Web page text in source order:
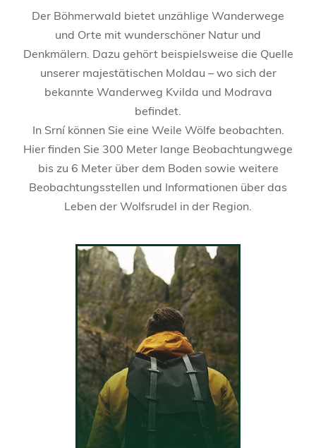
Der Böhmerwald bietet unzählige Wanderwege
und Orte mit wunderschöner Natur und
Denkmälern. Dazu gehört beispielsweise die Quelle
unserer majestätischen Moldau – wo sich der
bekannte Wanderweg Kvilda und Modrava
befindet.
In Srní können Sie eine Weile Wölfe beobachten.
Hier finden Sie 300 Meter lange Beobachtungwege
bis zu 6 Meter über dem Boden sowie weitere
Beobachtungsstellen und Informationen über das
Leben der Wolfsrudel in der Region.